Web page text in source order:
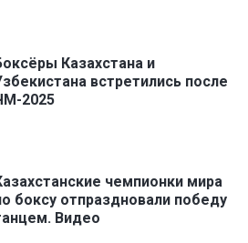
Казахстана и
встретились после
2025
чемпионки мира
боксу отпраздновали победу
Видео